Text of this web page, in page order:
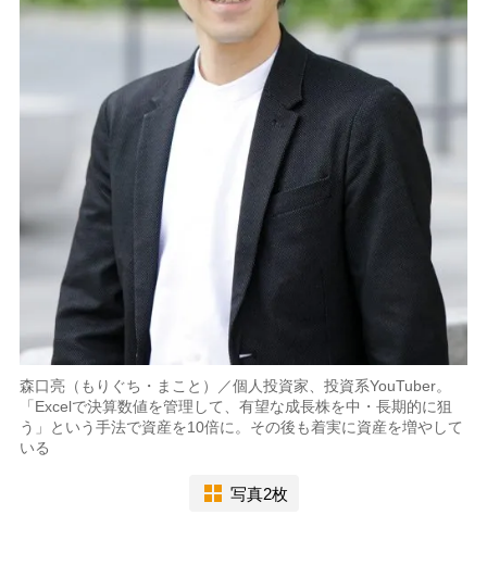
森口亮（もりぐち・まこと）／個人投資家、投資系YouTuber。
「Excelで決算数値を管理して、有望な成長株を中・長期的に狙
う」という手法で資産を10倍に。その後も着実に資産を増やして
いる
写真2枚